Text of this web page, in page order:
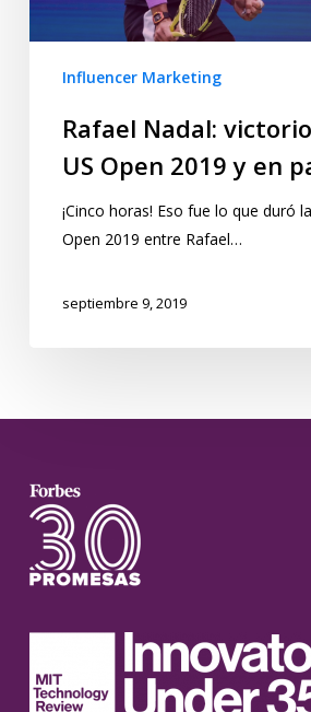
Influencer Marketing
Rafael Nadal:
US Open 2019 y en
¡Cinco horas! Eso fue lo que duró
Open 2019 entre Rafael…
septiembre 9, 2019